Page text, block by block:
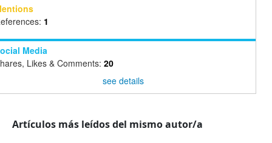
1
Media
Likes & Comments: 20
see details
Artículos más leídos del mismo autor/a